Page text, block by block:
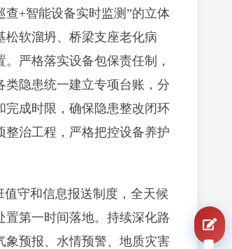
+智能设备实时监测”的立体
软溜坍、桥梁支座老化病
严格落实设备包保责任制，
隐患统一建立专项台账，分
成时限，确保隐患整改闭环
治工程，严格把控设备养护
守和信息报送制度，全天候
第一时间落地。持续深化路
预报、水情预警、地质灾害
我要报名